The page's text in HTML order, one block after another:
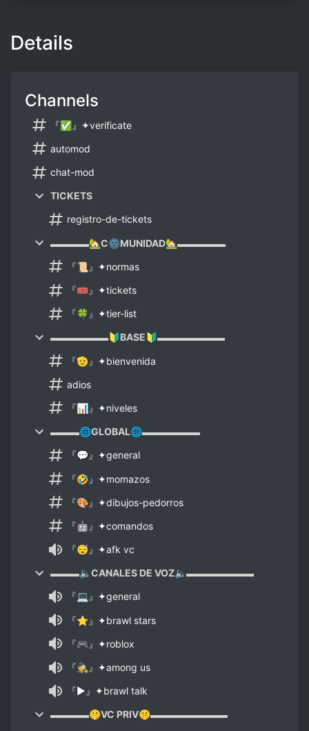
Details
Channels
『✅』✦verificate
automod
chat-mod
TICKETS
registro-de-tickets
▬▬▬▬🏡C🌚MUNIDAD🏡▬▬▬▬▬
『📜』✦normas
『🎟️』✦tickets
『🍀』✦tier-list
▬▬▬▬▬▬🔰BASE🔰▬▬▬▬▬▬▬
『🫡』✦bienvenida
adios
『📊』✦niveles
▬▬▬🌐GLOBAL🌐▬▬▬▬▬▬
『💬』✦general
『🤣』✦momazos
『🎨』✦dibujos-pedorros
『🤖』✦comandos
『😴』✦afk vc
▬▬▬🔈CANALES DE VOZ🔈▬▬▬▬▬▬▬
『💻』✦general
『⭐』✦brawl stars
『🎮』✦roblox
『🕵』✦among us
『▶️』✦brawl talk
▬▬▬▬🤫VC PRIV🤫▬▬▬▬▬▬▬▬